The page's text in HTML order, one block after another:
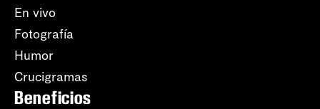
En vivo
Fotografía
Humor
Crucigramas
Beneficios